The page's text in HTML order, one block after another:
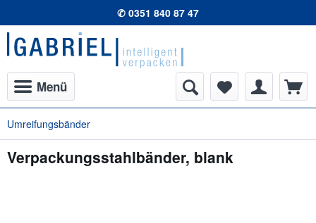
✆ 0351 840 87 47
Menü
Umreifungsbänder
Verpackungsstahlbänder, blank